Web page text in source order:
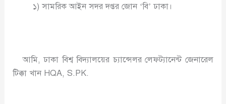
১) সামরিক আইন সদর দপ্তর জোন ‘বি’ ঢাকা।
আমি, ঢাকা বিশ্ব বিদ্যালয়ের চ্যান্সেলর লেফট্যানেন্ট জেনারেল
টিক্কা খান HQA, S.PK.